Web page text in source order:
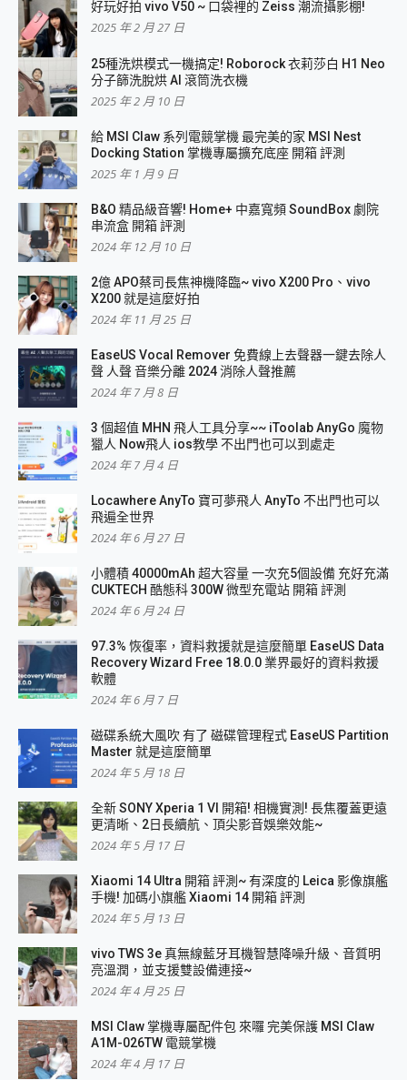
好玩好拍 vivo V50 ~ 口袋裡的 Zeiss 潮流攝影棚!
2025 年 2 月 27 日
25種洗烘模式一機搞定! Roborock 衣莉莎白 H1 Neo
分子篩洗脫烘 AI 滾筒洗衣機
2025 年 2 月 10 日
給 MSI Claw 系列電競掌機 最完美的家 MSI Nest
Docking Station 掌機專屬擴充底座 開箱 評測
2025 年 1 月 9 日
B&O 精品級音響! Home+ 中嘉寬頻 SoundBox 劇院
串流盒 開箱 評測
2024 年 12 月 10 日
2億 APO蔡司長焦神機降臨~ vivo X200 Pro、vivo
X200 就是這麼好拍
2024 年 11 月 25 日
EaseUS Vocal Remover 免費線上去聲器一鍵去除人
聲 人聲 音樂分離 2024 消除人聲推薦
2024 年 7 月 8 日
3 個超值 MHN 飛人工具分享~~ iToolab AnyGo 魔物
獵人 Now飛人 ios教學 不出門也可以到處走
2024 年 7 月 4 日
Locawhere AnyTo 寶可夢飛人 AnyTo 不出門也可以
飛遍全世界
2024 年 6 月 27 日
小體積 40000mAh 超大容量 一次充5個設備 充好充滿
CUKTECH 酷態科 300W 微型充電站 開箱 評測
2024 年 6 月 24 日
97.3% 恢復率，資料救援就是這麼簡單 EaseUS Data
Recovery Wizard Free 18.0.0 業界最好的資料救援
軟體
2024 年 6 月 7 日
磁碟系統大風吹 有了 磁碟管理程式 EaseUS Partition
Master 就是這麼簡單
2024 年 5 月 18 日
全新 SONY Xperia 1 VI 開箱! 相機實測! 長焦覆蓋更遠
更清晰、2日長續航、頂尖影音娛樂效能~
2024 年 5 月 17 日
Xiaomi 14 Ultra 開箱 評測~ 有深度的 Leica 影像旗艦
手機! 加碼小旗艦 Xiaomi 14 開箱 評測
2024 年 5 月 13 日
vivo TWS 3e 真無線藍牙耳機智慧降噪升級、音質明
亮溫潤，並支援雙設備連接~
2024 年 4 月 25 日
MSI Claw 掌機專屬配件包 來囉 完美保護 MSI Claw
A1M-026TW 電競掌機
2024 年 4 月 17 日